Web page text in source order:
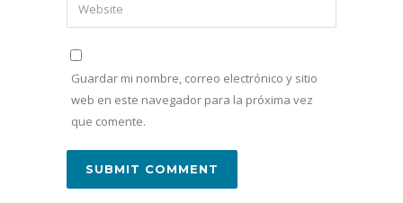
Guardar mi nombre, correo electrónico y sitio
web en este navegador para la próxima vez
que comente.